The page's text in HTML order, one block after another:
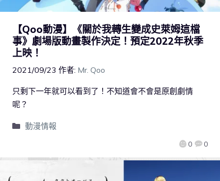
【Qoo動漫】《關於我轉生變成史萊姆這檔
事》劇場版動畫製作決定！預定2022年秋季
上映！
2021/09/23 作者: Mr. Qoo
0 0
只剩下一年就可以看到了！不知道會不會是原創劇情
呢？
動漫情報